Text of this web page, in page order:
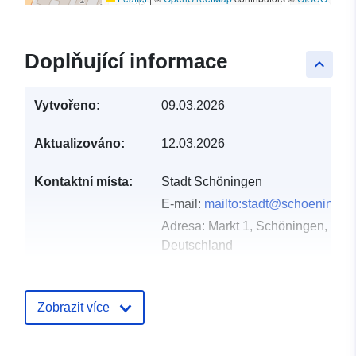
keyboard_arrow_up
Doplňující informace
Vytvořeno: 09.03.2026
Aktualizováno: 12.03.2026
Kontaktní místa:
Stadt Schöningen
E-mail:
Adresa: Markt 1, Schöningen, D-
Deutschland
Zobrazit více